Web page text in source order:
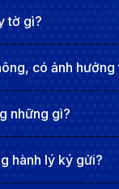
tờ gì?
có ảnh
những gì?
hành lý ký gửi?